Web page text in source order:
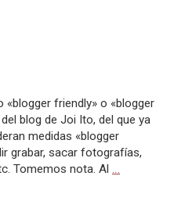
friendly» o «blogger
blog de Joi Ito, del que ya
medidas «blogger
grabar, sacar fotografías,
Tomemos nota. Al …